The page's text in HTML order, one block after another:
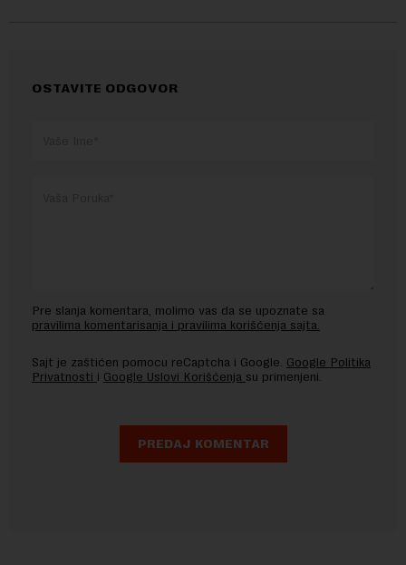
OSTAVITE ODGOVOR
Pre slanja komentara, molimo vas da se upoznate sa
pravilima komentarisanja i pravilima korišćenja sajta.
Sajt je zaštićen pomocu reCaptcha i Google. Google Politika
Privatnosti i Google Uslovi Korišćenja su primenjeni.